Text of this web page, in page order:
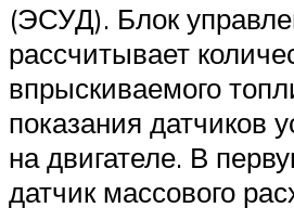
(ЭСУД). Блок
рассчитывает
впрыскиваемого
показания датчиков
на двигателе. В
датчик массового